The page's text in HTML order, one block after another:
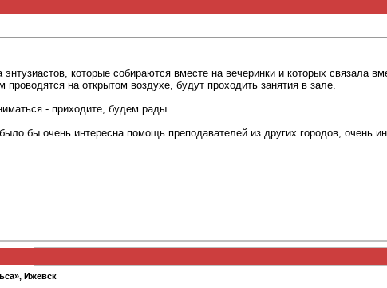
энтузиастов, которые собираются вместе на вечеринки и которых
проводятся на открытом воздухе, будут проходить занятия в зале.
- приходите, будем рады.
бы очень интересна помощь преподавателей из других городов, очень
Ижевск